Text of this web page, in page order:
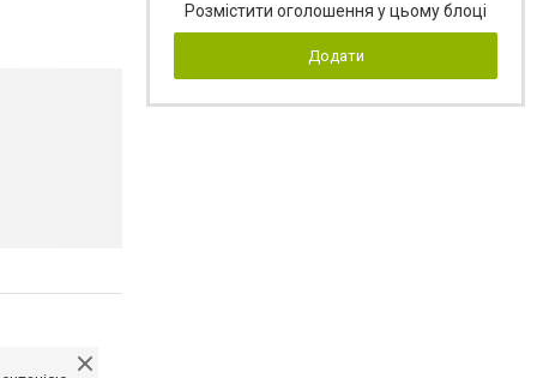
Розмістити оголошення у цьому блоці
Додати